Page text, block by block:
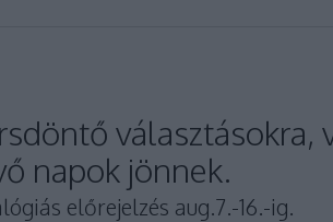
választásokra,
napok jönnek.
előrejelzés aug.7.-16.-ig.